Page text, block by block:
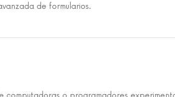
de formularios.